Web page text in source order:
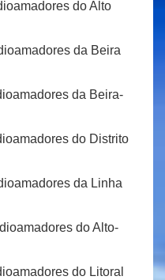
do Alto
da Beira
da Beira-
do Distrito
da Linha
do Alto-
do Litoral